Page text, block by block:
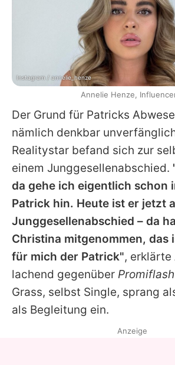
Der Grund für Patricks
nämlich denkbar
Realitystar befand sich zur
einem Junggesellenabschied.
da gehe ich eigentlich schon
Patrick hin. Heute ist er jetzt
Junggesellenabschied – da
Christina mitgenommen, das
für mich der Patrick", erklärte
lachend gegenüber Promiflash
Grass, selbst Single, sprang
als Begleitung ein.
Instagram / annelie_henze
Annelie Henze,
Anzeige